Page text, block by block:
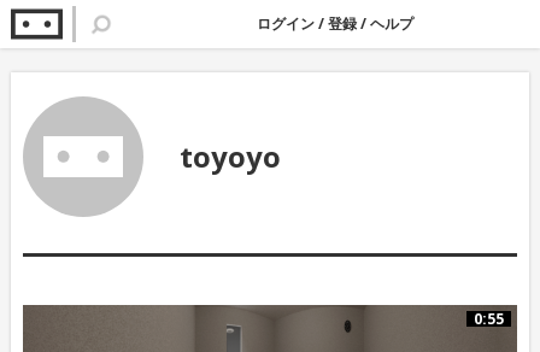
ログイン/登録/ヘルプ
toyoyo
0:55